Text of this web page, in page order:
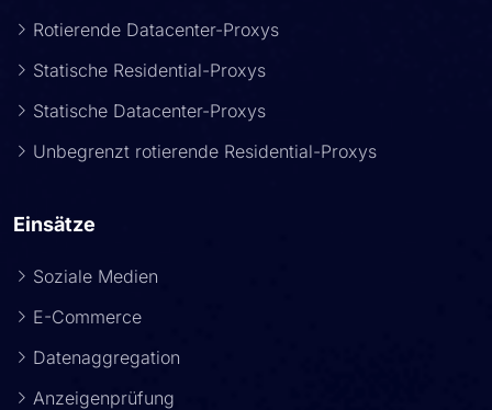
Rotierende Datacenter-Proxys
Statische Residential-Proxys
Statische Datacenter-Proxys
Unbegrenzt rotierende Residential-Proxys
Einsätze
Soziale Medien
E-Commerce
Datenaggregation
Anzeigenprüfung